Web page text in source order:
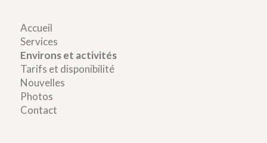
Accueil
Services
Environs et activités
Tarifs et disponibilité
Nouvelles
Photos
Contact